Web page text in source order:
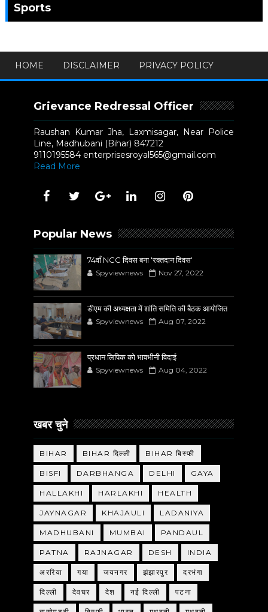
Sports
HOME DISCLAIMER PRIVACY POLICY
Grievance Redressal Officer
Raushan Kumar Jha, Laxmisagar, Near Police
Line, Madhubani (Bihar) 847212
9110195584 enterprisesroyal565@gmail.com
Read More
Popular News
74वाँ NCC दिवस बना 'रक्तदान दिवस'
Spyviewnews Nov 27, 2022
डीएम की अध्यक्षता में शांति समिति की बैठक आयोजित
Spyviewnews Aug 07, 2022
प्रधान लिपिक को भावभीनी विदाई
Spyviewnews Aug 04, 2022
खबर चुने
BIHAR BIHAR दिल्ली BIHAR बिस्फी
BISFI DARBHANGA DELHI GAYA
HALLAKHI HARLAKHI HEALTH
JAYNAGAR KHAJAULI LADANIYA
MADHUBANI MUMBAI PANDAUL
PATNA RAJNAGAR DESH INDIA
अररिया गया जयनगर झंझारपुर दरभंगा
दिल्ली देवघर देश नई दिल्ली पटना